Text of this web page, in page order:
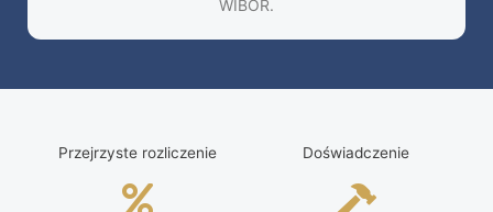
WIBOR.
Przejrzyste rozliczenie Doświadczenie